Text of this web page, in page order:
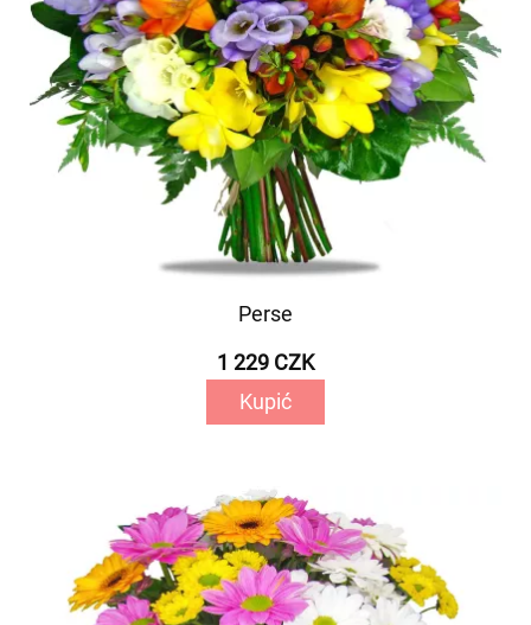
Perse
1 229 CZK
Kupić